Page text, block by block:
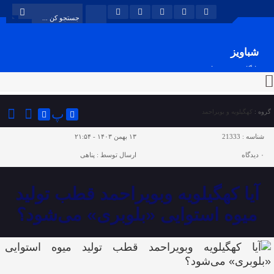
شباویز
پایگاه خبری شباویز
گروه : کهگیلویه و بویراحمد پ
شناسه : 21333 ۱۳ بهمن ۱۴۰۳ - ۲۱:۵۴
۰ دیدگاه ارسال توسط : پناهی
آیا کهگیلویه وبویراحمد قطب تولید
میوه استوایی «بلوبری» می‌شود؟